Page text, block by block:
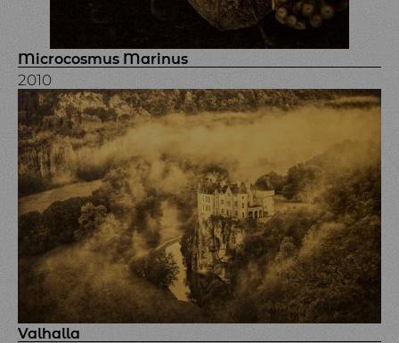
Microcosmus Marinus
2010
Valhalla